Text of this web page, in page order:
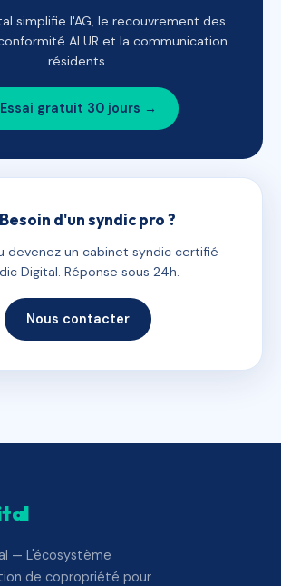
simplifie l'AG, le recouvrement des
ALUR et la communication
résidents.
Essai gratuit 30 jours →
d'un syndic pro ?
devenez un cabinet syndic certifié
Digital. Réponse sous 24h.
Nous contacter
— L'écosystème
de copropriété pour